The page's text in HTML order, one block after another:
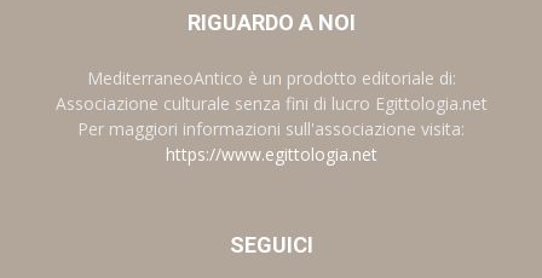
RIGUARDO A NOI
MediterraneoAntico è un prodotto editoriale di:
Associazione culturale senza fini di lucro Egittologia.net
Per maggiori informazioni sull'associazione visita:
https://www.egittologia.net
SEGUICI